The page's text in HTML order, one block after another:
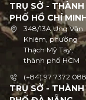
TRỤ SỞ - THÀNH
PHỐ HỒ CHÍ
348/13A Ung Văn
Khiêm, phường
Thạch Mỹ Tây,
thành phố HCM
(+84) 97 7372 088
TRỤ SỞ - THÀNH